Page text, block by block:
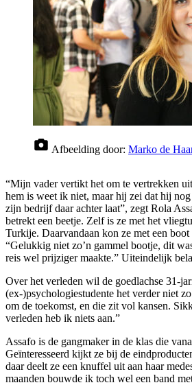
Afbeelding door: Marko de
“Mijn vader vertikt het om te vertrekken
hem is weet ik niet, maar hij zei dat hij
zijn bedrijf daar achter laat”, zegt Rola
betrekt een beetje. Zelf is ze met het
Turkije. Daarvandaan kon ze met een
“Gelukkig niet zo’n gammel bootje, dit
reis wel prijziger maakte.” Uiteindelijk
Over het verleden wil de goedlachse 31-
(ex-)psychologiestudente het verder niet
om de toekomst, en die zit vol kansen.
verleden heb ik niets aan.”
Assafo is de gangmaker in de klas die
Geïnteresseerd kijkt ze bij de
daar deelt ze een knuffel uit aan haar
maanden bouwde ik toch wel een band